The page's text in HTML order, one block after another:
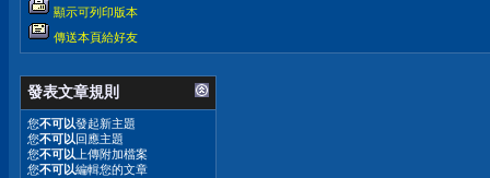
顯示可列印版本
傳送本頁給好友
發表文章規則
您不可以發起新主題
您不可以 回應主題
您不可以 上傳附加檔案
您不可以編輯您的文章